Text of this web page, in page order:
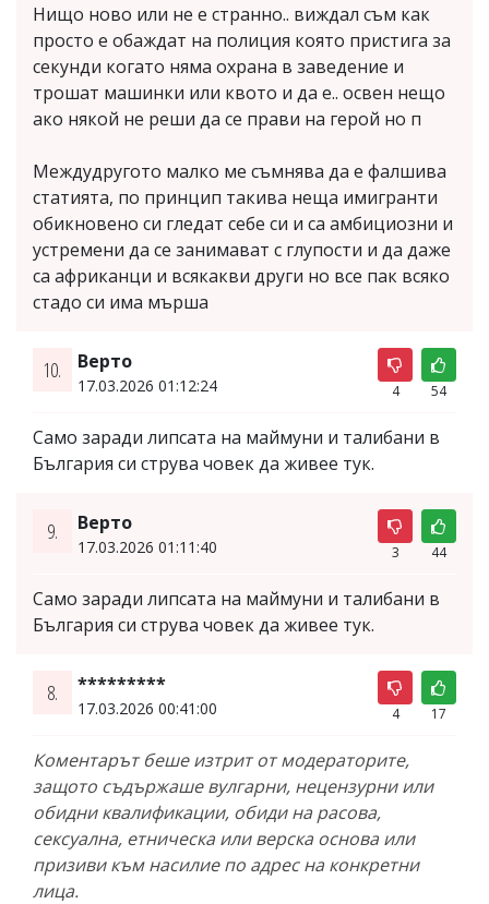
Нищо ново или не е странно.. виждал съм как
просто е обаждат на полиция която пристига за
секунди когато няма охрана в заведение и
трошат машинки или квото и да е.. освен нещо
ако някой не реши да се прави на герой но п
Междудругото малко ме съмнява да е фалшива
статията, по принцип такива неща имигранти
обикновено си гледат себе си и са амбициозни и
устремени да се занимават с глупости и да даже
са африканци и всякакви други но все пак всяко
стадо си има мърша
10. Верто
17.03.2026 01:12:24 4 54
Само заради липсата на маймуни и талибани в
България си струва човек да живее тук.
9. Верто
17.03.2026 01:11:40 3 44
Само заради липсата на маймуни и талибани в
България си струва човек да живее тук.
8. *********
17.03.2026 00:41:00 4 17
Коментарът беше изтрит от модераторите,
защото съдържаше вулгарни, нецензурни или
обидни квалификации, обиди на расова,
сексуална, етническа или верска основа или
призиви към насилие по адрес на конкретни
лица.